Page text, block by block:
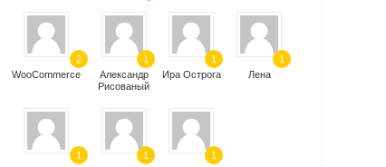
WooCommerce
2
Александр
Рисованый
1
Ира Острога
1
Лена
1
1
1
1